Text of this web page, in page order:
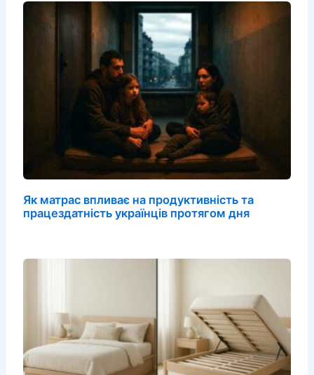
Як матрас впливає на продуктивність та
працездатність українців протягом дня